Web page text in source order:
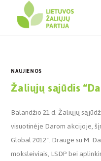
NAUJIENOS
Žaliųjų sąjūdis
Balandžio 21 d. Žaliųjų
visuotinėje Darom akcijoje,
Global 2012". Drauge su M.
moksleiviais, LSDP bei